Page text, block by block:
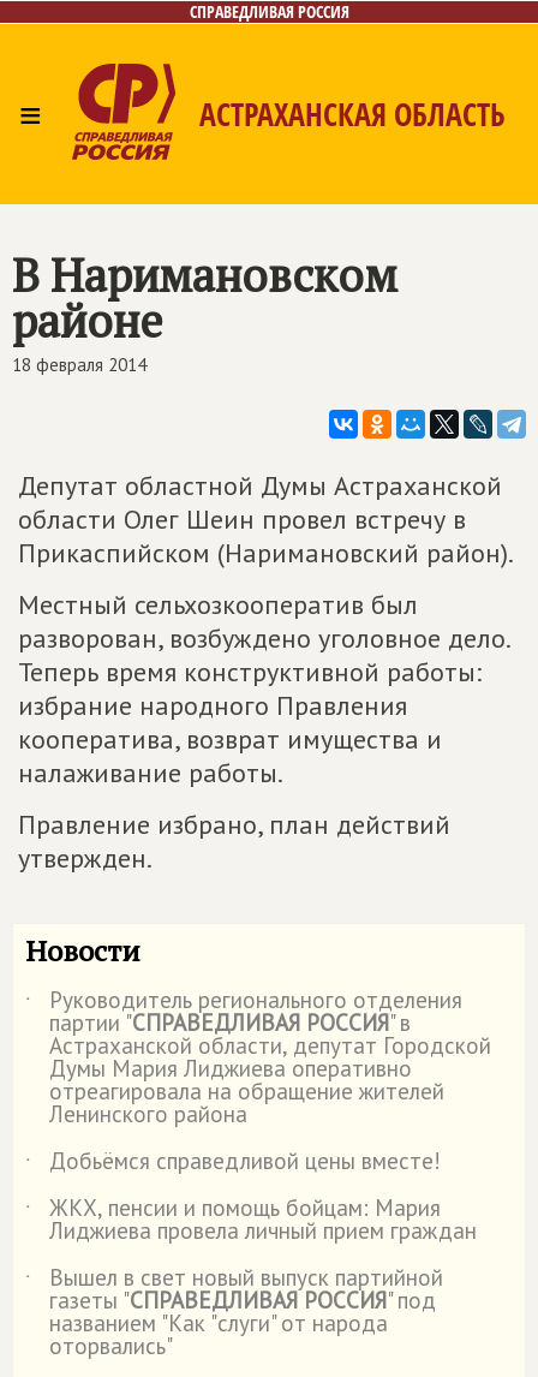
СПРАВЕДЛИВАЯ РОССИЯ
≡ АСТРАХАНСКАЯ ОБЛАСТЬ
В Наримановском
районе
18 февраля 2014
Депутат областной Думы Астраханской
области Олег Шеин провел встречу в
Прикаспийском (Наримановский район).
Местный сельхозкооператив был
разворован, возбуждено уголовное дело.
Теперь время конструктивной работы:
избрание народного Правления
кооператива, возврат имущества и
налаживание работы.
Правление избрано, план действий
утвержден.
Новости
˙ Руководитель регионального отделения
партии "СПРАВЕДЛИВАЯ РОССИЯ" в
Астраханской области, депутат Городской
Думы Мария Лиджиева оперативно
отреагировала на обращение жителей
Ленинского района
˙
Добьёмся справедливой цены вместе!
˙
ЖКХ, пенсии и помощь бойцам: Мария
Лиджиева провела личный прием граждан
˙
Вышел в свет новый выпуск партийной
газеты "СПРАВЕДЛИВАЯ РОССИЯ" под
названием "Как "слуги" от народа
оторвались"